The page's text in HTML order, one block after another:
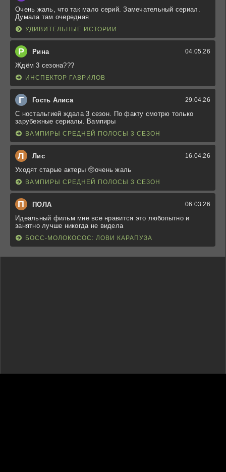
Очень жаль, что так мало серий. Замечательный сериал.
Думала там очередная
УДИВИТЕЛЬНЫЕ ИСТОРИИ
Р Рина 04.05.26
Ждём 3 сезона???
ИНСПЕКТОР ГАВРИЛОВ
Г Гость Алиса 29.04.26
С ностальгией ждала 3 сезон. По факту смотрю только
зарубежные сериалы. Вампиры
ВАМПИРЫ СРЕДНЕЙ ПОЛОСЫ 3 СЕЗОН
Л Лис 16.04.26
Уходят старые актеры 🥺очень жаль
ВАМПИРЫ СРЕДНЕЙ ПОЛОСЫ 3 СЕЗОН
П ПОЛА 06.03.26
Идеальный фильм мне все нравится это любопытно и
занятно лучше никогда не видела
БОСС-МОЛОКОСОС: ЛОВИ КАРАПУЗА